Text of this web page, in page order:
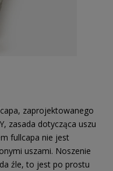
zaprojektowanego
zasada dotycząca uszu
fullcapa nie jest
uszami. Noszenie
źle, to jest po prostu